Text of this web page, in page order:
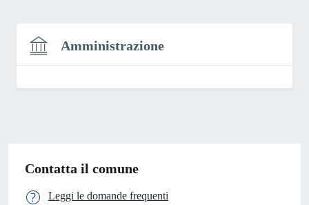
Amministrazione
Contatta il comune
Leggi le domande frequenti